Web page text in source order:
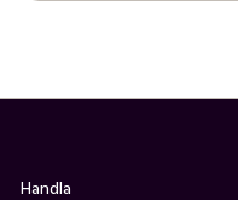
Handla